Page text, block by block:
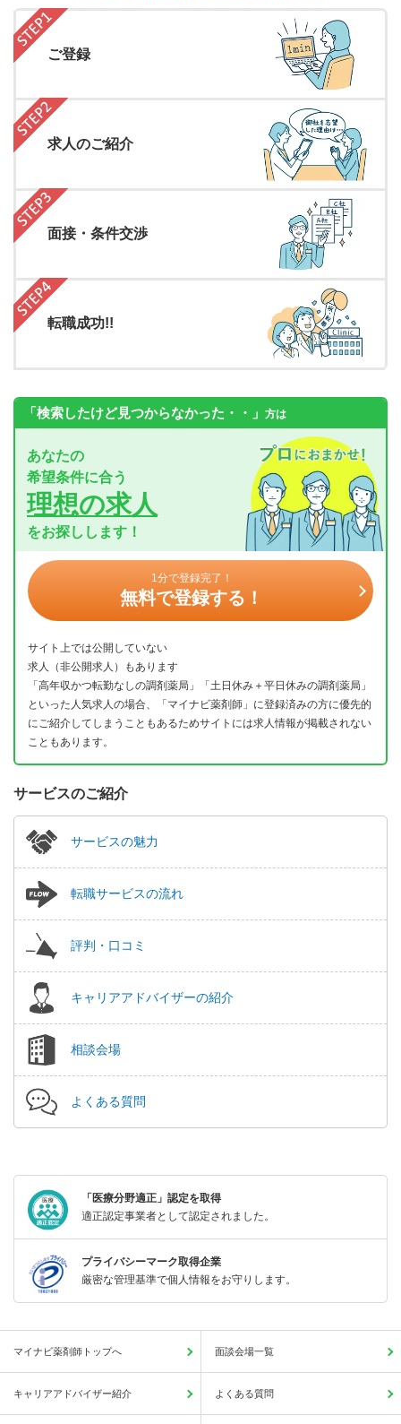
ご登録
求人のご紹介
面接・条件交渉
転職成功!!
「検索したけど見つからなかった・・」 方は
あなたの
希望条件に合う
理想の求人
をお探しします！
1分で登録完了！
無料で登録する！
サイト上では公開していない
求人（非公開求人）もあります
「高年収かつ転勤なしの調剤薬局」「土日休み＋平日休みの調剤薬局」
といった人気求人の場合、「マイナビ薬剤師」に登録済みの方に優先的
にご紹介してしまうこともあるためサイトには求人情報が掲載されない
こともあります。
サービスのご紹介
サービスの魅力
転職サービスの流れ
評判・口コミ
キャリアアドバイザーの紹介
相談会場
よくある質問
「医療分野適正」認定を取得
適正認定事業者として認定されました。
プライバシーマーク取得企業
厳密な管理基準で個人情報をお守りします。
マイナビ薬剤師トップへ 面談会場一覧
キャリアアドバイザー紹介 よくある質問